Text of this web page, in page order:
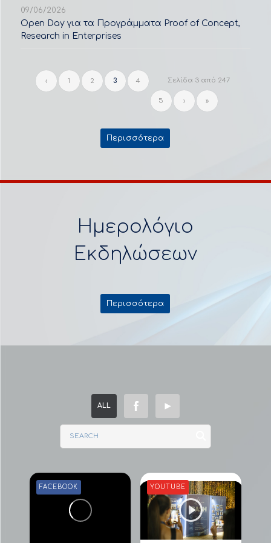
09/06/2026
Open Day για τα Προγράμματα Proof of Concept,
Research in Enterprises
Σελίδα 3 από 247
‹ 1 2 3 4
5 › »
Περισσότερα
Ημερολόγιο
Εκδηλώσεων
Περισσότερα
ALL
FACEBOOK YOUTUBE